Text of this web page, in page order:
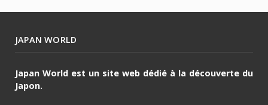
JAPAN WORLD
Japan World est un site web dédié à la découverte du
Japon.